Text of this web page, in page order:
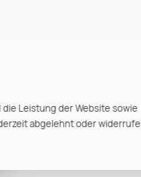
Leistung der Website sowie
abgelehnt oder